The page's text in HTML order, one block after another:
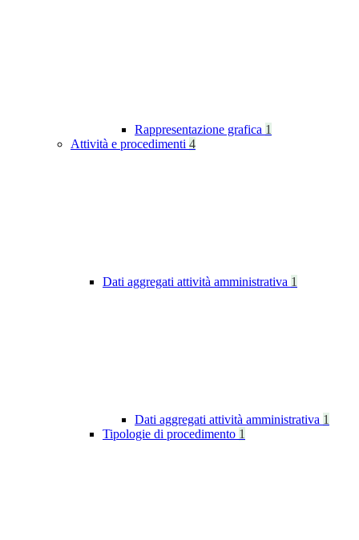
Rappresentazione grafica 1
Attività e procedimenti 4
Dati aggregati attività amministrativa 1
Dati aggregati attività amministrativa 1
Tipologie di procedimento 1